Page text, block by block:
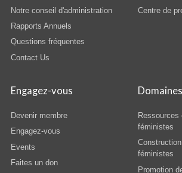
Notre conseil d'administration
Rapports Annuels
Questions fréquentes
Contact Us
Centre de
Engagez-vous
Devenir membre
Engagez-vous
Events
Faites un don
Ressources
féministes
féministes
Promotion